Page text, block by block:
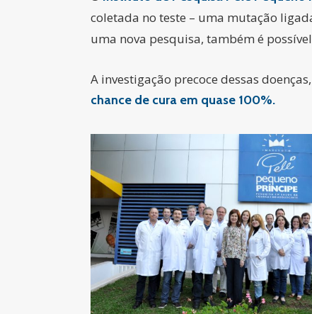
coletada no teste – uma mutação
uma nova pesquisa, também é
A investigação precoce dessas
chance de cura em quase 100%.